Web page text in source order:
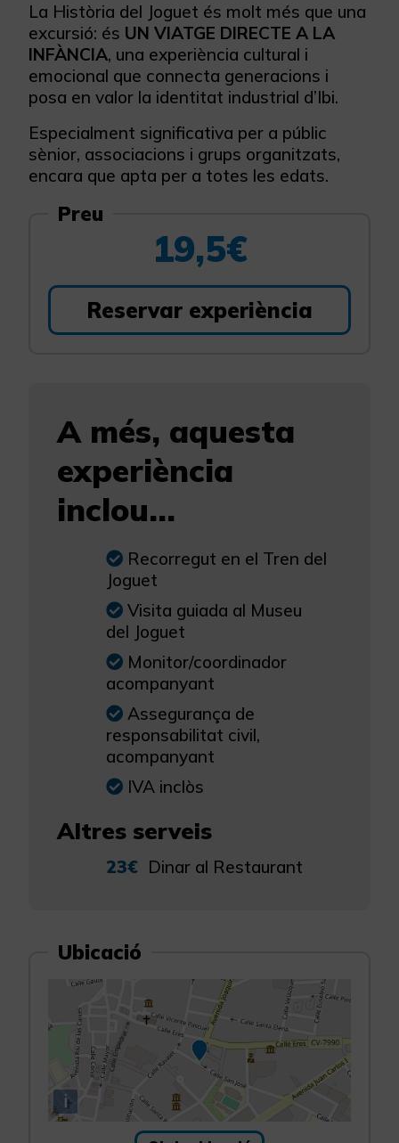
La Història del Joguet és molt més que una
excursió: és UN VIATGE DIRECTE A LA
INFÀNCIA, una experiència cultural i
emocional que connecta generacions i
posa en valor la identitat industrial d’Ibi.
Especialment significativa per a públic
sènior, associacions i grups organitzats,
encara que apta per a totes les edats.
Preu
19,5€
Reservar experiència
A més, aquesta
experiència
inclou...
Recorregut en el Tren del
Joguet
Visita guiada al Museu
del Joguet
Monitor/coordinador
acompanyant
Assegurança de
responsabilitat civil,
acompanyant
IVA inclòs
Altres serveis
23€ Dinar al Restaurant
Ubicació
i